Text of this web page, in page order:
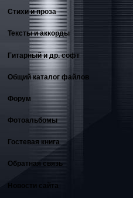
Стихи и проза
Тексты и аккорды
Гитарный и др. софт
Общий каталог файлов
Форум
Фотоальбомы
Гостевая книга
Обратная связь
Новости сайта